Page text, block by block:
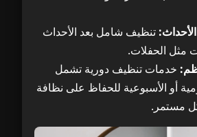
تنظيف شامل بعد الأحداث
مثل الحفلات.
خدمات تنظيف دورية تشمل
أو الأسبوعية للحفاظ على نظافة
مستمر.